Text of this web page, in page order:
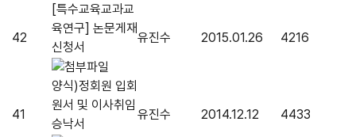
42
[특수교육교과교
육연구] 논문게재
신청서
유진수 2015.01.26 4216
41
양식)정회원 입회
원서 및 이사취임
승낙서
유진수 2014.12.12 4433